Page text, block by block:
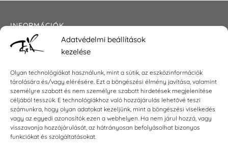
Adatvédelmi beállítások
kezelése
Olyan technológiákat használunk, mint a sütik, az eszközinformációk
tárolására és/vagy elérésére. Ezt a böngészési élmény javítása, valamint
személyre szabott és nem személyre szabott hirdetések megjelenítése
céljából tesszük. E technológiákhoz való hozzájárulás lehetővé teszi
számunkra, hogy olyan adatokat kezeljünk, mint a böngészési viselkedés
vagy az egyedi azonosítók ezen a webhelyen. Ha nem járul hozzá, vagy
visszavonja hozzájárulását, az hátrányosan befolyásolhat bizonyos
funkciókat és szolgáltatásokat.
INFORMÁCIÓK
Általános szerződési feltételek
Impresszum
KAPCSOLAT
E-mail:shop@torokszilvi.com
Telefon: +36 30 6767872